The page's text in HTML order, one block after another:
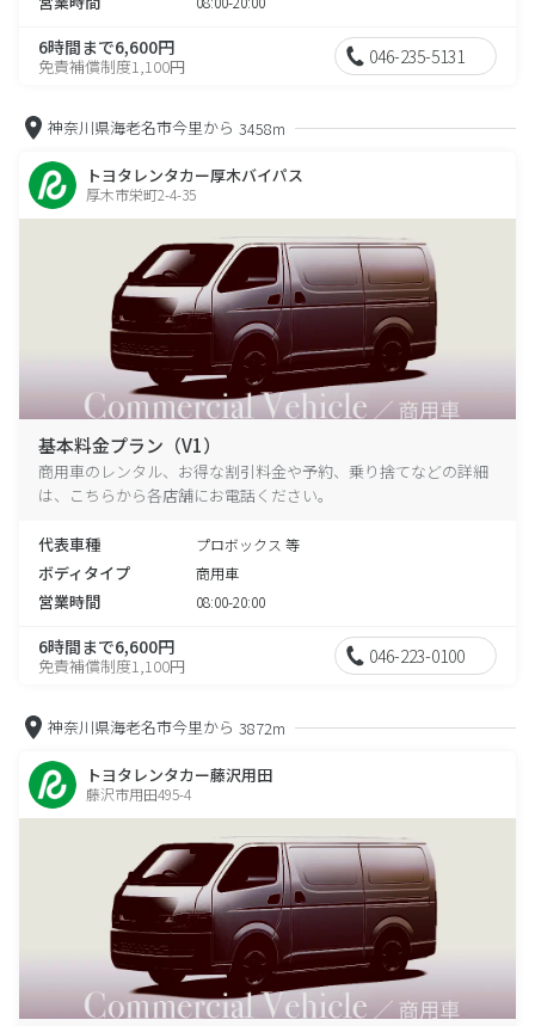
6時間まで6,600円
免責補償制度1,100円 046-235-5131
神奈川県海老名市今里から 3458m
トヨタレンタカー厚木バイパス
厚木市栄町2-4-35
基本料金プラン（V1）
商用車のレンタル、お得な割引料金や予約、乗り捨てなどの詳細
は、こちらから各店舗にお電話ください。
代表車種 プロボックス 等
ボディタイプ 商用車
営業時間 08:00-20:00
6時間まで6,600円
免責補償制度1,100円 046-223-0100
神奈川県海老名市今里から 3872m
トヨタレンタカー藤沢用田
藤沢市用田495-4